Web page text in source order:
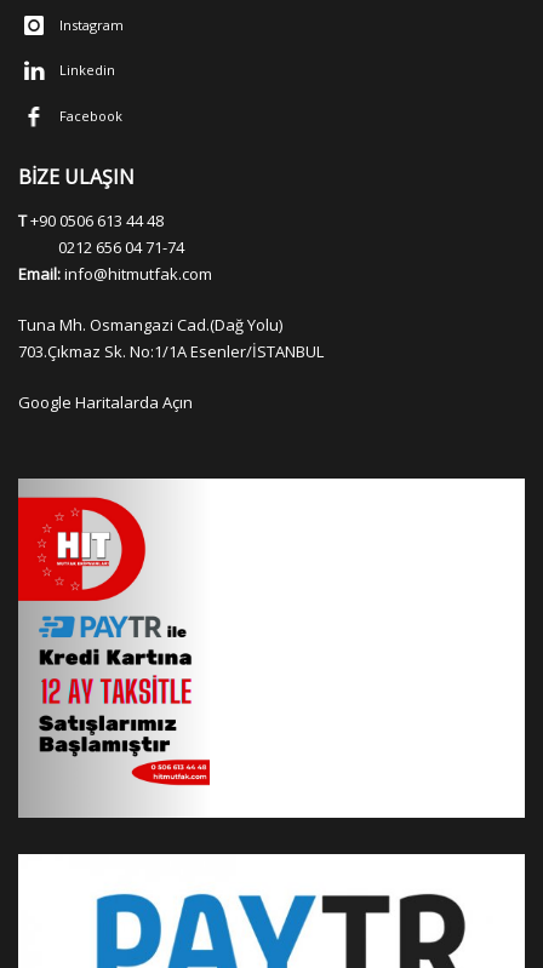
Instagram
Linkedin
Facebook
BİZE ULAŞIN
T+90 0506 613 44 48
0212 656 04 71-74
Email:info@hitmutfak.com
Tuna Mh. Osmangazi Cad.(Dağ Yolu)
703.Çıkmaz Sk. No:1/1A Esenler/İSTANBUL
Google Haritalarda Açın